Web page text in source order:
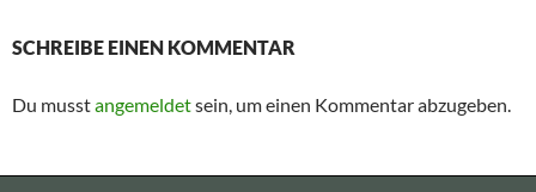
SCHREIBE EINEN KOMMENTAR
Du musstangemeldetsein, um einen Kommentar abzugeben.